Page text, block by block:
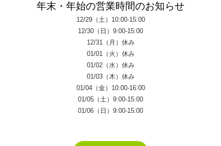
年末・年始の営業時間のお知らせ
12/29（土）10:00-15:00
12/30（日）9:00-15:00
12/31（月）休み
01/01（火）休み
01/02（水）休み
01/03（木）休み
01/04（金）10:00-16:00
01/05（土）9:00-15:00
01/06（日）9:00-15:00